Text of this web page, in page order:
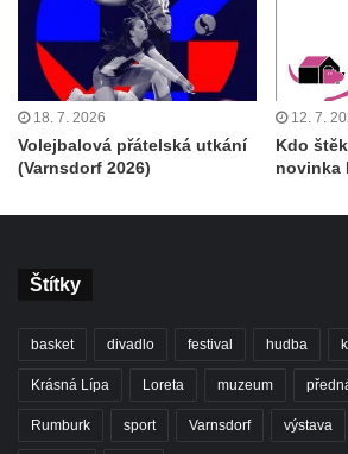
18. 7. 2026
Volejbalová přátelská utkání
(Varnsdorf 2026)
12. 7.
Kdo
novinka
Štítky
basket divadlo festival hudba
Krásná Lípa Loreta muzeum
Rumburk sport Varnsdorf výstava